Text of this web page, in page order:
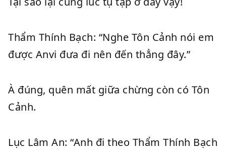
Thẩm Thính Bạch: “Nghe Tôn Cảnh nói em
được Anvi đưa đi nên đến thẳng đây.”
À đúng, quên mất giữa chừng còn có Tôn
Cảnh.
Lục Lâm An: “Anh đi theo Thẩm Thính Bạch